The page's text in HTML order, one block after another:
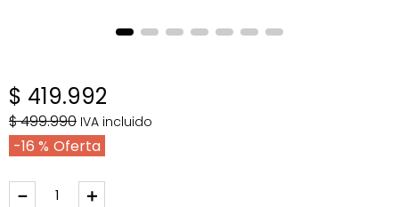
$ 419.992
$499.990 IVA incluido
16 %
＋
－